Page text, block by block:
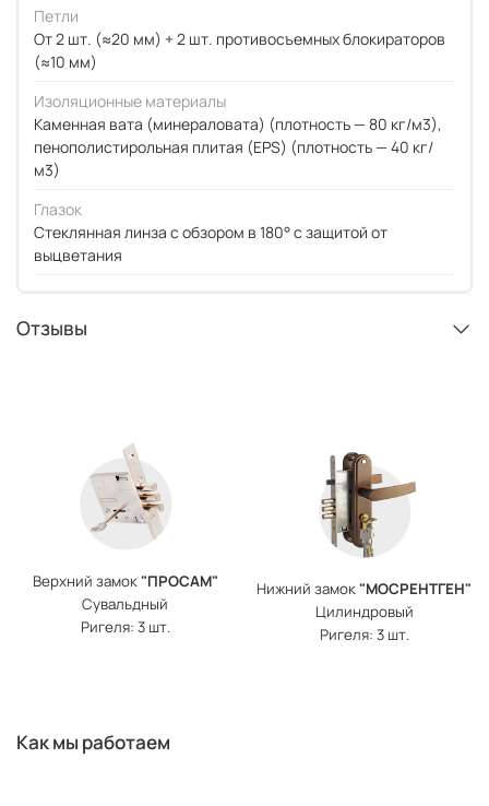
Петли
От 2 шт. (≈20 мм) + 2 шт. противосъемных блокираторов
(≈10 мм)
Изоляционные материалы
Каменная вата (минераловата) (плотность — 80 кг/м3),
пенополистирольная плитая (EPS) (плотность — 40 кг/
м3)
Глазок
Стеклянная линза с обзором в 180° с защитой от
выцветания
Отзывы
Верхний замок"ПРОСАМ"
Сувальдный
Ригеля: 3 шт.
Нижний замок"МОСРЕНТГЕН"
Цилиндровый
Ригеля: 3 шт.
Как мы работаем